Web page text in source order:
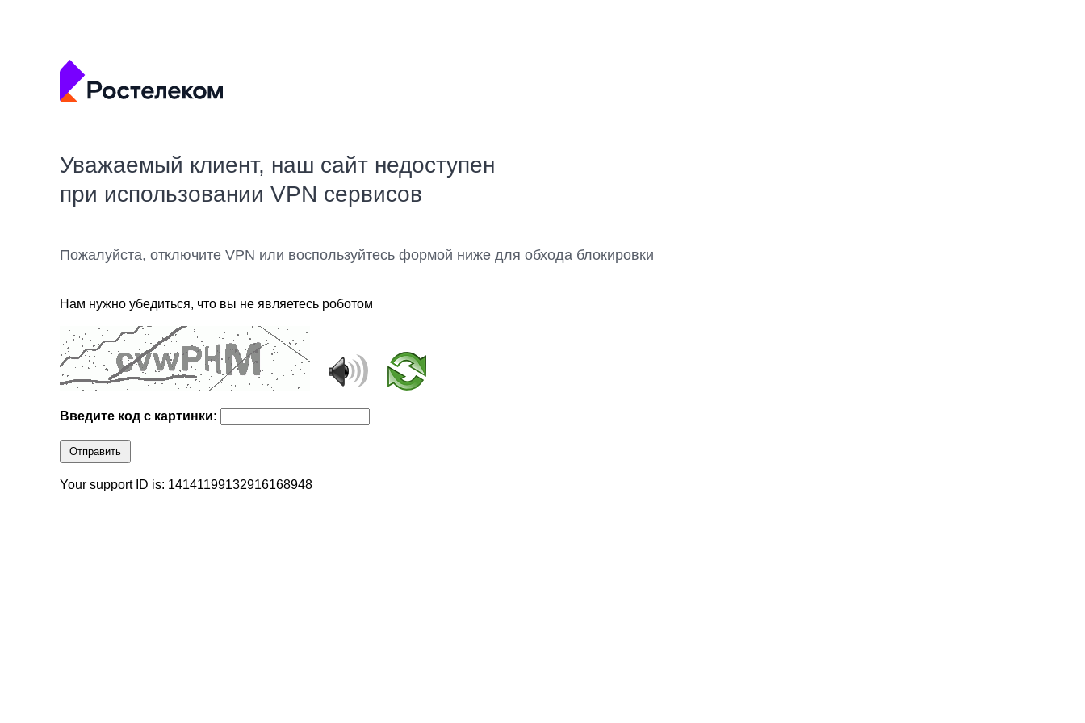
Уважаемый клиент, наш сайт недоступен
при использовании VPN сервисов
Пожалуйста, отключите VPN или воспользуйтесь формой ниже для обхода блокировки
Нам нужно убедиться, что вы не являетесь роботом
Введите код с картинки:
Отправить
Your support ID is: 14141199132916168948